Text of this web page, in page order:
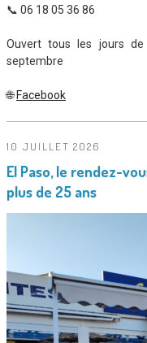
📞 06 18 05 36 86
Ouvert tous les jours
septembre
🌐 Facebook
10 JUILLET 2026
El Paso, le rendez-
plus de 25 ans